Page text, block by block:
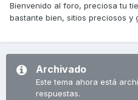
Bienvenido al foro, preciosa tu
bastante bien, sitios preciosos y
Archivado
Este tema ahora está
respuestas.